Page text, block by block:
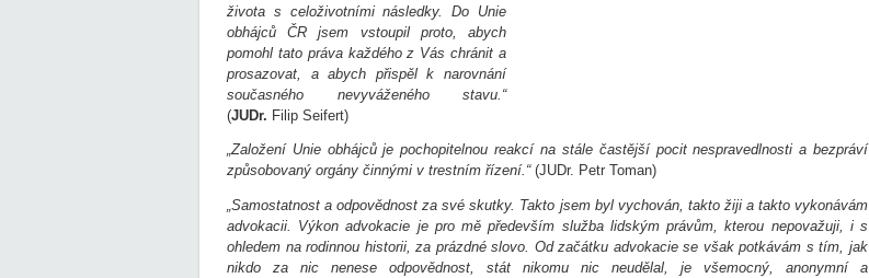
života s celoživotními následky. Do Unie
obhájců ČR jsem vstoupil proto, abych
pomohl tato práva každého z Vás chránit a
prosazovat, a abych přispěl k narovnání
současného nevyváženého stavu.“
(JUDr. Filip Seifert)
„Založení Unie obhájců je pochopitelnou reakcí na stále častější pocit nespravedlnosti a bezpráví
způsobovaný orgány činnými v trestním řízení.“(JUDr. Petr Toman)
„Samostatnost a odpovědnost za své skutky. Takto jsem byl vychován, takto žiji a takto vykonávám
advokacii. Výkon advokacie je pro mě především služba lidským právům, kterou nepovažuji, i s
ohledem na rodinnou historii, za prázdné slovo. Od začátku advokacie se však potkávám s tím, jak
nikdo za nic nenese odpovědnost, stát nikomu nic neudělal, je všemocný, anonymní a